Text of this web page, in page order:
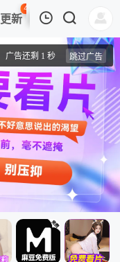
更新
43
热榜 APP
第01集